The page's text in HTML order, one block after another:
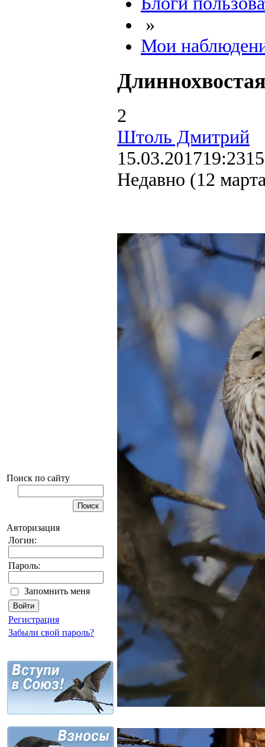
Поиск по сайту
Авторизация
Логин:
Пароль:
Запомнить меня
Регистрация
Забыли свой пароль?
»
Мои
2
Штоль Дмитрий
15.03.201719:23
Недавно (12